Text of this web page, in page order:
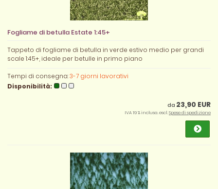
Fogliame di betulla Estate 1:45+
Tappeto di fogliame di betulla in verde estivo medio per grandi
scale 1:45+, ideale per betulle in primo piano
Tempi di consegna:3-7 giorni lavorativi
Disponibilità:
da 23,90 EUR
IVA 19 % inclusa. escl.Spese di spedizione